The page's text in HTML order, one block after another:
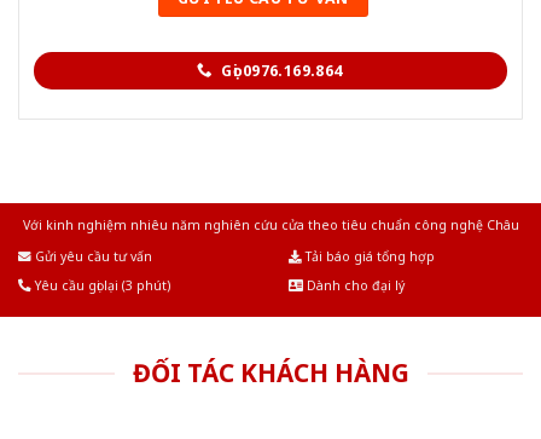
Gọi 0976.169.864
Với kinh nghiệm nhiêu năm nghiên cứu cửa theo tiêu chuẩn công nghệ Châu
Gửi yêu cầu tư vấn
Tải báo giá tổng hợp
Yêu cầu gọi lại (3 phút)
Dành cho đại lý
ĐỐI TÁC KHÁCH HÀNG